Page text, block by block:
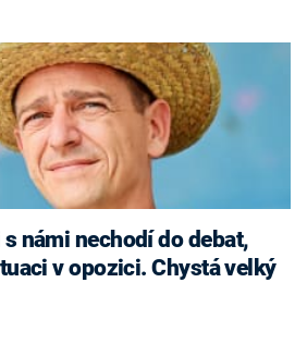
námi nechodí do debat,
v opozici. Chystá velký